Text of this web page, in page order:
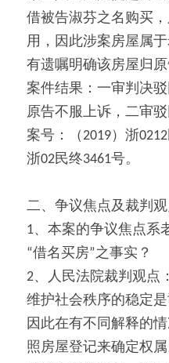
借被告淑芬之名购买
用，因此涉案房屋属
有遗嘱明确该房屋归原
案件结果：一审判决
原告不服上诉，二审
案号：（2019）浙
浙02民终3461号。
二、争议焦点及裁判
1、本案的争议焦点系
“借名买房”之事实？
2、人民法院裁判观点：
维护社会秩序的稳定
因此在有不同解释的
照房屋登记来确定权